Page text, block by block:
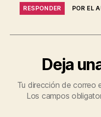
RESPONDER POR EL
Deja
Tu dirección de correo
Los campos